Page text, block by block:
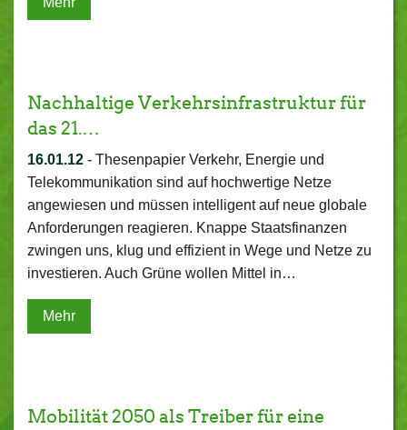
Nachhaltige Verkehrsinfrastruktur für
das 21.…
16.01.12 - Thesenpapier Verkehr, Energie und
Telekommunikation sind auf hochwertige Netze
angewiesen und müssen intelligent auf neue globale
Anforderungen reagieren. Knappe Staatsfinanzen
zwingen uns, klug und effizient in Wege und Netze zu
investieren. Auch Grüne wollen Mittel in…
Mehr
Mobilität 2050 als Treiber für eine